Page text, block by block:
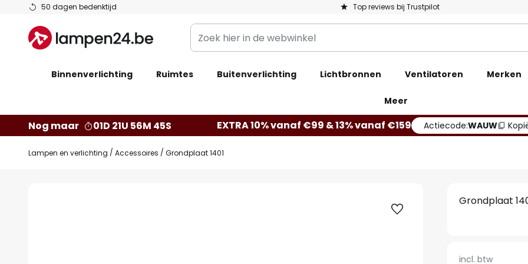
50 dagen bedenktijd Top reviews bij Trustpilot
Ga
de
inhoud
Zoek
hier
de
Binnenverlichting Ruimtes Buitenverlichting Lichtbronnen Ventilatoren Merken
Meer
Nog maar 01D 21U 56M 44S EXTRA 10% vanaf €99 & 13% vanaf €159 Actiecode:WAUW
Lampen en verlichting Accessoires Grondplaat 1401
Grondplaat
incl. btw